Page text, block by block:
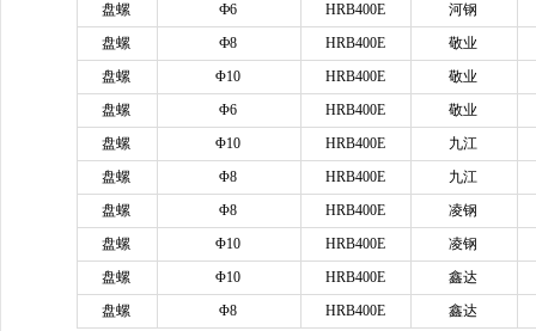
盘螺
Ф6 HRB400E
河钢
盘螺
Ф8 HRB400E
敬业
盘螺
Φ10 HRB400E
敬业
盘螺
Φ6 HRB400E
敬业
盘螺
Φ10 HRB400E
九江
盘螺
Φ8 HRB400E
九江
盘螺
Φ8 HRB400E
凌钢
盘螺
Φ10 HRB400E
凌钢
盘螺
Φ10 HRB400E
鑫达
盘螺
Φ8 HRB400E 鑫达